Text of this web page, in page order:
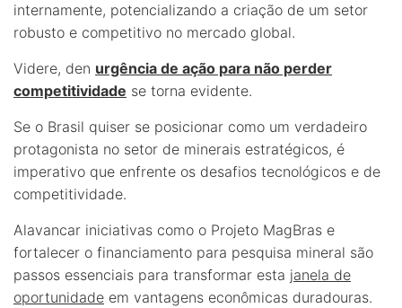
internamente, potencializando a criação de um setor
robusto e competitivo no mercado global.
Videre, den urgência de ação para não perder
competitividade se torna evidente.
Se o Brasil quiser se posicionar como um verdadeiro
protagonista no setor de minerais estratégicos, é
imperativo que enfrente os desafios tecnológicos e de
competitividade.
Alavancar iniciativas como o Projeto MagBras e
fortalecer o financiamento para pesquisa mineral são
passos essenciais para transformar esta janela de
oportunidade em vantagens econômicas duradouras.